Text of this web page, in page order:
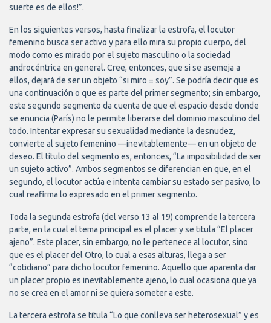
suerte es de ellos!”.
En los siguientes versos, hasta finalizar la estrofa, el locutor
femenino busca ser activo y para ello mira su propio cuerpo, del
modo como es mirado por el sujeto masculino o la sociedad
androcéntrica en general. Cree, entonces, que si se asemeja a
ellos, dejará de ser un objeto “si miro = soy”. Se podría decir que es
una continuación o que es parte del primer segmento; sin embargo,
este segundo segmento da cuenta de que el espacio desde donde
se enuncia (París) no le permite liberarse del dominio masculino del
todo. Intentar expresar su sexualidad mediante la desnudez,
convierte al sujeto femenino —inevitablemente— en un objeto de
deseo. El título del segmento es, entonces, “La imposibilidad de ser
un sujeto activo”. Ambos segmentos se diferencian en que, en el
segundo, el locutor actúa e intenta cambiar su estado ser pasivo, lo
cual reafirma lo expresado en el primer segmento.
Toda la segunda estrofa (del verso 13 al 19) comprende la tercera
parte, en la cual el tema principal es el placer y se titula “El placer
ajeno”. Este placer, sin embargo, no le pertenece al locutor, sino
que es el placer del Otro, lo cual a esas alturas, llega a ser
“cotidiano” para dicho locutor femenino. Aquello que aparenta dar
un placer propio es inevitablemente ajeno, lo cual ocasiona que ya
no se crea en el amor ni se quiera someter a este.
La tercera estrofa se titula “Lo que conlleva ser heterosexual” y es